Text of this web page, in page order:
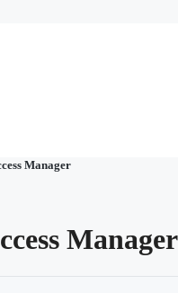
Manager